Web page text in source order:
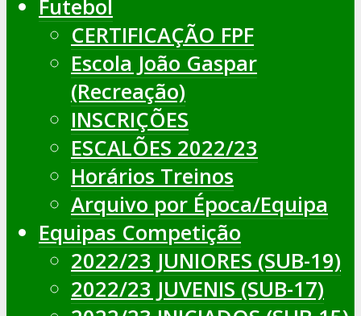
Futebol
CERTIFICAÇÃO FPF
Escola João Gaspar
(Recreação)
INSCRIÇÕES
ESCALÕES 2022/23
Horários Treinos
Arquivo por Época/Equipa
Equipas Competição
2022/23 JUNIORES (SUB-19)
2022/23 JUVENIS (SUB-17)